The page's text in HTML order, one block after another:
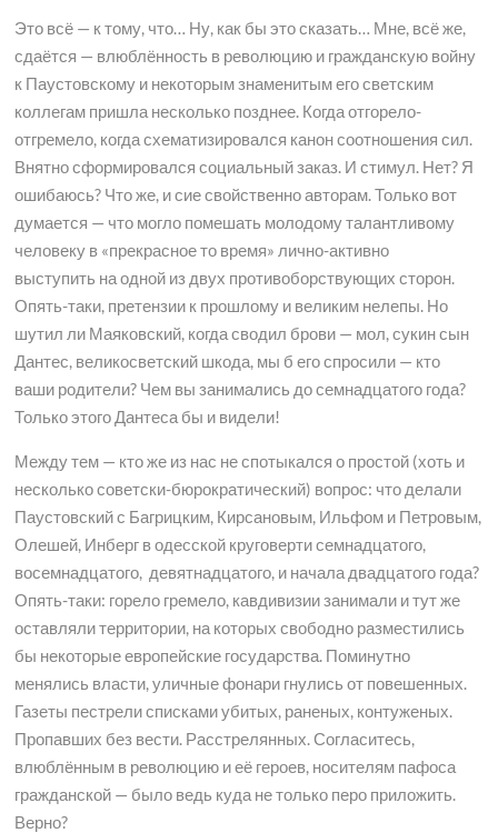
Это всё — к тому, что… Ну, как бы это сказать… Мне, всё же,
сдаётся — влюблённость в революцию и гражданскую войну
к Паустовскому и некоторым знаменитым его светским
коллегам пришла несколько позднее. Когда отгорело-
отгремело, когда схематизировался канон соотношения сил.
Внятно сформировался социальный заказ. И стимул. Нет? Я
ошибаюсь? Что же, и сие свойственно авторам. Только вот
думается — что могло помешать молодому талантливому
человеку в «прекрасное то время» лично-активно
выступить на одной из двух противоборствующих сторон.
Опять-таки, претензии к прошлому и великим нелепы. Но
шутил ли Маяковский, когда сводил брови — мол, сукин сын
Дантес, великосветский шкода, мы б его спросили — кто
ваши родители? Чем вы занимались до семнадцатого года?
Только этого Дантеса бы и видели!
Между тем — кто же из нас не спотыкался о простой (хоть и
несколько советски-бюрократический) вопрос: что делали
Паустовский с Багрицким, Кирсановым, Ильфом и Петровым,
Олешей, Инберг в одесской круговерти семнадцатого,
восемнадцатого, девятнадцатого, и начала двадцатого года?
Опять-таки: горело гремело, кавдивизии занимали и тут же
оставляли территории, на которых свободно разместились
бы некоторые европейские государства. Поминутно
менялись власти, уличные фонари гнулись от повешенных.
Газеты пестрели списками убитых, раненых, контуженых.
Пропавших без вести. Расстрелянных. Согласитесь,
влюблённым в революцию и её героев, носителям пафоса
гражданской — было ведь куда не только перо приложить.
Верно?